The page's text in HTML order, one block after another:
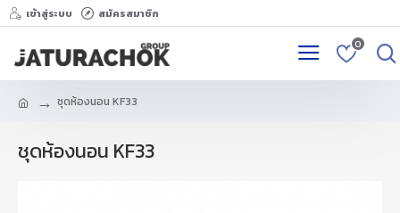
เข้าสู่ระบบ สมัครสมาชิก
0
ชุดห้องนอน KF33
ชุดห้องนอน KF33